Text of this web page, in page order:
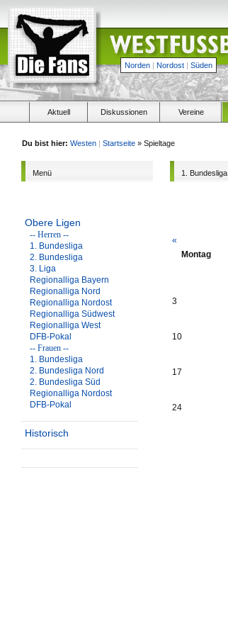
Norden | Nordost | Süden
Aktuell Diskussionen Vereine
Du bist hier: Westen | Startseite » Spieltage
Menü
Obere Ligen
-- Herren --
1. Bundesliga
2. Bundesliga
3. Liga
Regionalliga Bayern
Regionalliga Nord
Regionalliga Nordost
Regionalliga Südwest
Regionalliga West
DFB-Pokal
-- Frauen --
1. Bundesliga
2. Bundesliga Nord
2. Bundesliga Süd
Regionalliga Nordost
DFB-Pokal
Historisch
1. Bundesliga
«
Montag
3
10
17
24